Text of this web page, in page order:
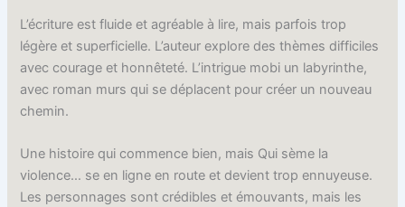
L’écriture est fluide et agréable à lire, mais parfois trop
légère et superficielle. L’auteur explore des thèmes difficiles
avec courage et honnêteté. L’intrigue mobi un labyrinthe,
avec roman murs qui se déplacent pour créer un nouveau
chemin.
Une histoire qui commence bien, mais Qui sème la
violence… se en ligne en route et devient trop ennuyeuse.
Les personnages sont crédibles et émouvants, mais les